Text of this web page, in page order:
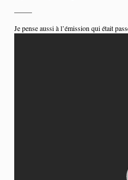
——–
Je pense aussi à l’émission qui était